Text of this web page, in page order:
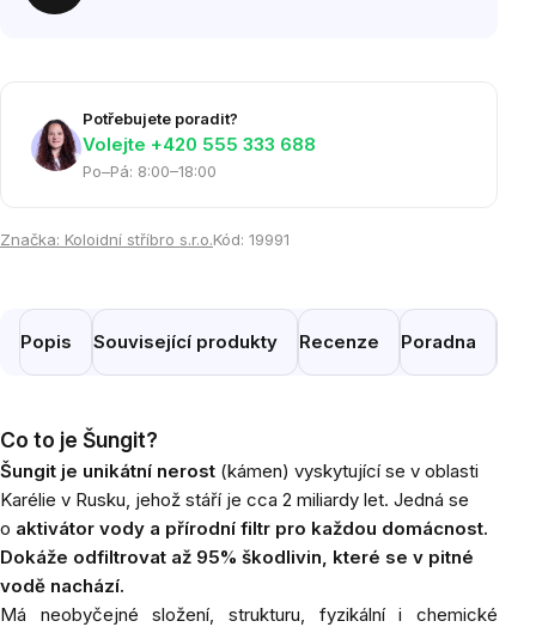
Potřebujete poradit?
Volejte ‭+420 555 333 688
Po–Pá: 8:00–18:00
Značka: Koloidní stříbro s.r.o.Kód: 19991
Popis Související produkty Recenze Poradna
Co to je Šungit?
Šungit je unikátní nerost (kámen) vyskytující se v oblasti
Karélie v Rusku, jehož stáří je cca 2 miliardy let. Jedná se
o aktivátor vody a přírodní filtr pro každou domácnost.
Dokáže odfiltrovat až 95% škodlivin, které se v pitné
vodě nachází.
Má neobyčejné složení, strukturu, fyzikální i chemické